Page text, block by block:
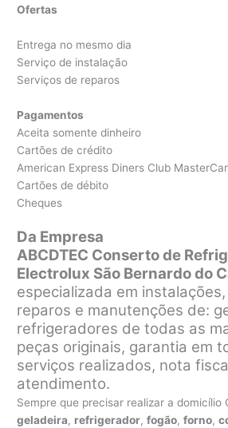
Ofertas
Entrega no mesmo dia
Serviço de instalação
Serviços de reparos
Pagamentos
Aceita somente dinheiro
Cartões de crédito
American Express Diners Club
Cartões de débito
Cheques
Da Empresa
ABCDTEC Conserto de
Electrolux São Bernardo do
especializada em
reparos e manutenções de:
refrigeradores de todas as
peças originais, garantia em
serviços realizados, nota
atendimento.
Sempre que precisar realizar a domicílio
geladeira, refrigerador,fogão,forno,